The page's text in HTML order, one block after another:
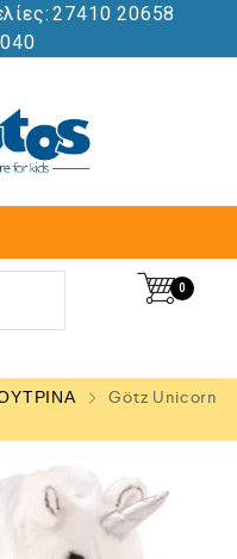
27410 20658
0
Götz Unicorn